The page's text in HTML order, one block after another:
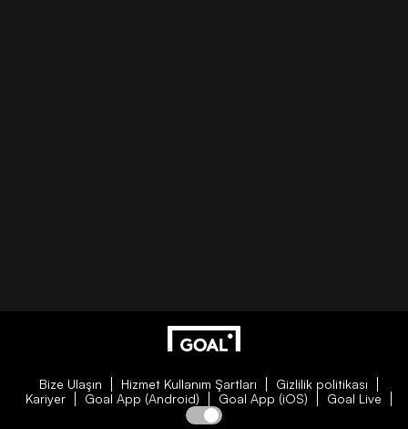
Bize Ulaşın Hizmet Kullanım Şartları
Gizlilik politikası
Kariyer
Goal App (Android) Goal App (iOS) Goal Live